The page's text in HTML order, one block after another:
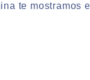
te mostramos